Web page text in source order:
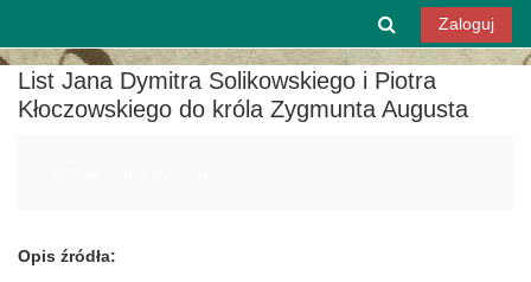
Przełącznik
Zaloguj
List Jana Dymitra Solikowskiego i Piotra
Kłoczowskiego do króla Zygmunta Augusta
Opis źródła: